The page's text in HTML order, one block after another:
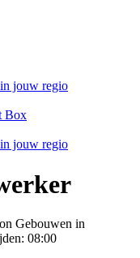
jouw regio
Box
jouw regio
Gebouwen in
08:00